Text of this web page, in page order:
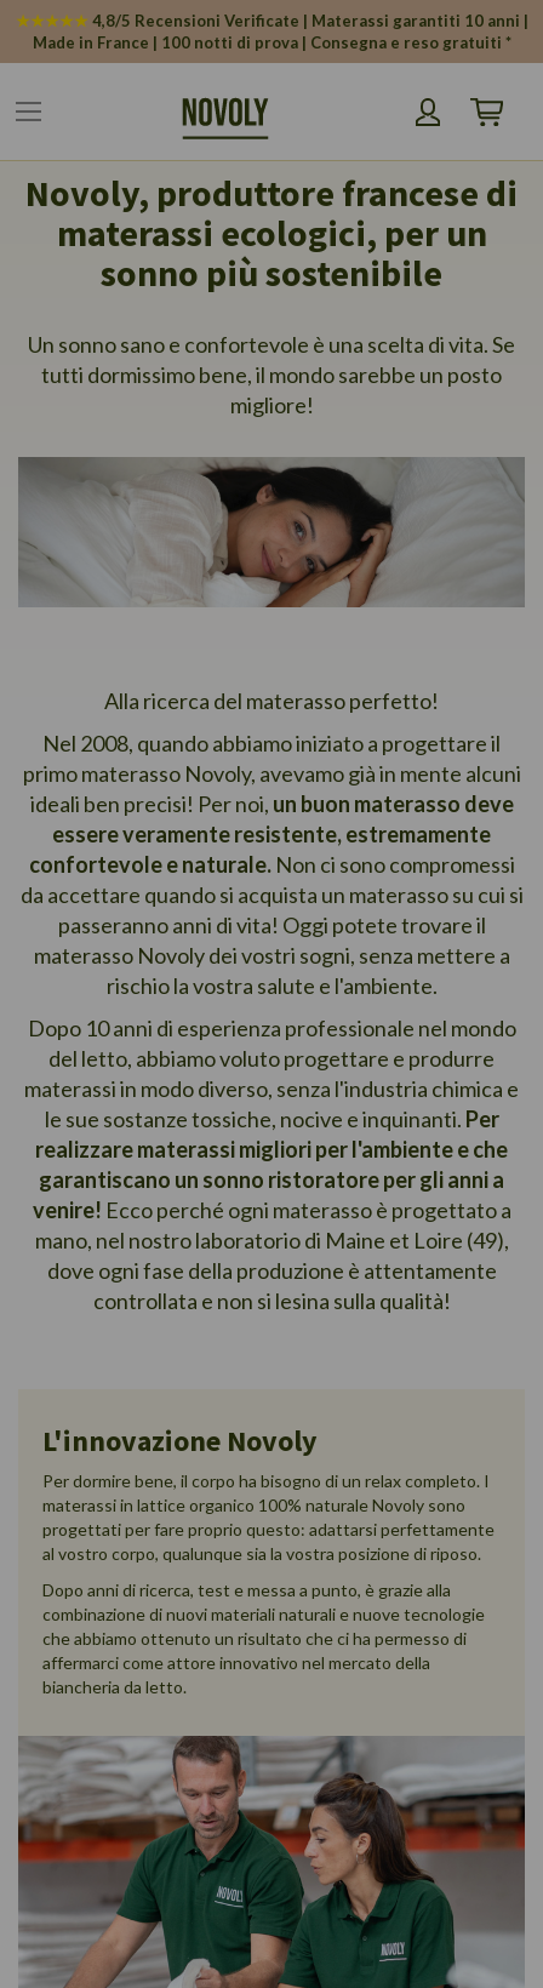
★★★★★ 4,8/5 Recensioni Verificate | Materassi garantiti 10 anni |
Made in France | 100 notti di prova | Consegna e reso gratuiti *
Carrello
Novoly, produttore francese di
materassi ecologici, per un
sonno più sostenibile
Un sonno sano e confortevole è una scelta di vita. Se
tutti dormissimo bene, il mondo sarebbe un posto
migliore!
Alla ricerca del materasso perfetto!
Nel 2008, quando abbiamo iniziato a progettare il
primo materasso Novoly, avevamo già in mente alcuni
ideali ben precisi! Per noi, un buon materasso deve
essere veramente resistente, estremamente
confortevole e naturale.Non ci sono compromessi
da accettare quando si acquista un materasso su cui si
passeranno anni di vita! Oggi potete trovare il
materasso Novoly dei vostri sogni, senza mettere a
rischio la vostra salute e l'ambiente.
Dopo 10 anni di esperienza professionale nel mondo
del letto, abbiamo voluto progettare e produrre
materassi in modo diverso, senza l'industria chimica e
le sue sostanze tossiche, nocive e inquinanti. Per
realizzare materassi migliori per l'ambiente e che
garantiscano un sonno ristoratore per gli anni a
venire! Ecco perché ogni materasso è progettato a
mano, nel nostro laboratorio di Maine et Loire (49),
dove ogni fase della produzione è attentamente
controllata e non si lesina sulla qualità!
L'innovazione Novoly
Per dormire bene, il corpo ha bisogno di un relax completo. I
materassi in lattice organico 100% naturale Novoly sono
progettati per fare proprio questo: adattarsi perfettamente
al vostro corpo, qualunque sia la vostra posizione di riposo.
Dopo anni di ricerca, test e messa a punto, è grazie alla
combinazione di nuovi materiali naturali e nuove tecnologie
che abbiamo ottenuto un risultato che ci ha permesso di
affermarci come attore innovativo nel mercato della
biancheria da letto.
Pannello di gestione dei cookies